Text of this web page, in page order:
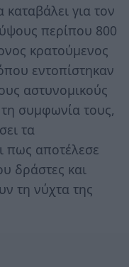
για τον
περίπου 800
κρατούμενος
εντοπίστηκαν
αστυνομικούς
τη συμφωνία τους,
τα
πως αποτέλεσε
δράστες και
τη νύχτα της